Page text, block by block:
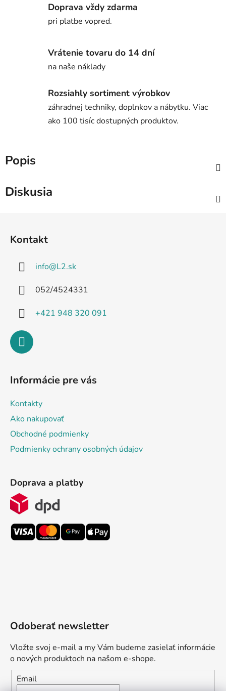
Doprava vždy zdarma
pri platbe vopred.
Vrátenie tovaru do 14 dní
na naše náklady
Rozsiahly sortiment výrobkov
záhradnej techniky, doplnkov a nábytku. Viac
ako 100 tisíc dostupných produktov.
Popis
Diskusia
Kontakt
info@L2.sk
052/4524331
+421 948 320 091
Informácie pre vás
Kontakty
Ako nakupovať
Obchodné podmienky
Podmienky ochrany osobných údajov
Doprava a platby
Odoberať newsletter
Vložte svoj e-mail a my Vám budeme zasielať informácie
o nových produktoch na našom e-shope.
Email